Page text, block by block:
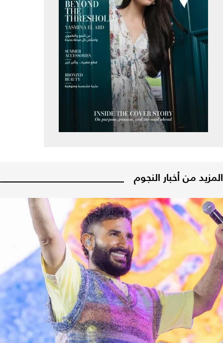
المزيد من أخبار النجوم